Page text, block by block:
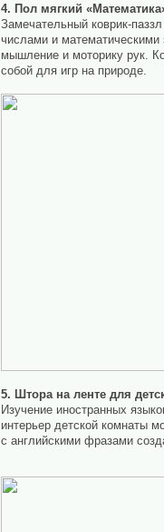
4. Пол мягкий
Замечательный коврик-
числами и математическими
мышление и моторику рук.
собой для игр на природе.
5. Штора на ленте для
Изучение иностранных
интерьер детской комнаты
с английскими фразами